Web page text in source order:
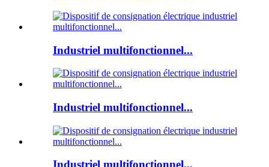
Industriel multifonctionnel...
Industriel multifonctionnel...